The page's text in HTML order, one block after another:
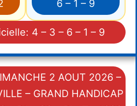
6 – 1 – 9
4 – 3 – 6 – 1 – 9
2 AOUT 2026 –
– GRAND HANDICAP